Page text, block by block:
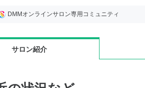
DMMオンラインサロン専用コミュニティ
サロン紹介